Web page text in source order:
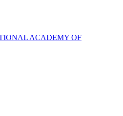
ACADEMY OF